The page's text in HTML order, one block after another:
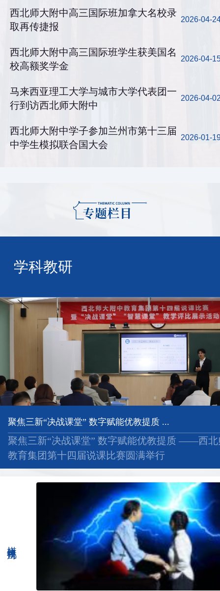
西北师大附中高三国际班加拿大名校录
取再传捷报
2026-04-
西北师大附中高三国际班学生获美国名
校高额奖学金
2026-04-
马来西亚理工大学与城市大学代表团一
行到访西北师大附中
2026-04-
西北师大附中学子参加兰州市第十三届
中学生模拟联合国大会
2026-01-
学科教研
聚焦三新“决战课堂” 数字赋能优教提质 ...
聚焦三新“决战课堂” 数字赋能优教提质 ——西北
教育集团第十四届说课比赛圆满举行